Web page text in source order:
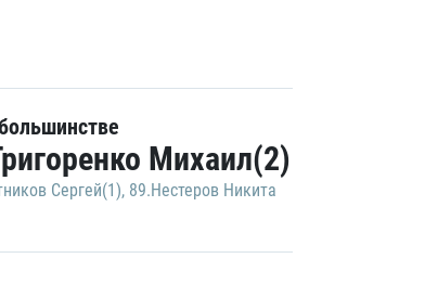
Михаил(2)
Сергей(1), 89.Нестеров Никита